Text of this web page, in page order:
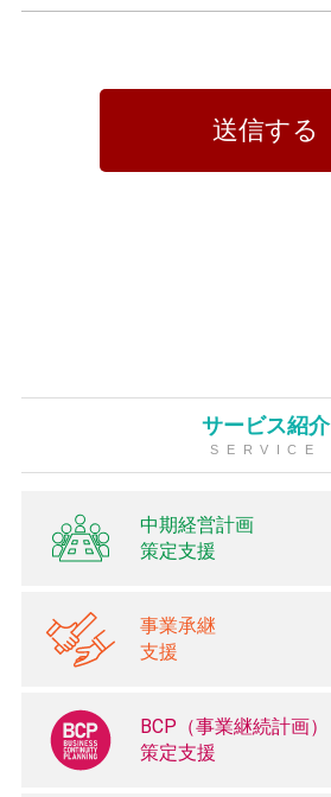
サービス紹介
SERVICE
中期経営計画
策定支援
事業承継
支援
BCP（事業継続計画）
策定支援